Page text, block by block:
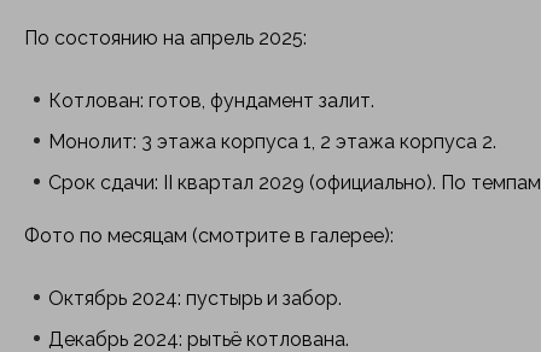
По состоянию на апрель 2025:
Котлован: готов, фундамент залит.
Монолит: 3 этажа корпуса 1, 2 этажа корпуса 2.
Срок сдачи: II квартал 2029 (официально). По
Фото по месяцам (смотрите в галерее):
Октябрь 2024: пустырь и забор.
Декабрь 2024: рытьё котлована.